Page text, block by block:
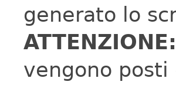
generato lo
ATTENZIONE:
vengono